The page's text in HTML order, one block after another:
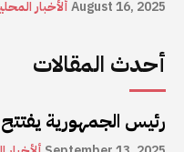
ألأخبارAugust 16, 2025
أحدث المقالات
رئيس الجمهورية